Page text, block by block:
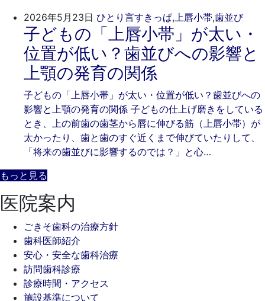
2026年5月23日 ひとり言すきっぱ, 上唇小帯,歯並び
年
5
月
ご
き
そ
歯
子どもの「上唇小帯」が太い・
位置が低い？歯並びへの影響と
上顎の発育の関係
子どもの「上唇小帯」が太い・位置が低い？歯並びへの
影響と上顎の発育の関係 子どもの仕上げ磨きをしている
とき、上の前歯の歯茎から唇に伸びる筋（上唇小帯）が
太かったり、歯と歯のすぐ近くまで伸びていたりして、
「将来の歯並びに影響するのでは？」と心…
もっと見る
医院案内
ごきそ歯科の治療方針
歯科医師紹介
安心・安全な歯科治療
訪問歯科診療
診療時間・アクセス
施設基準について